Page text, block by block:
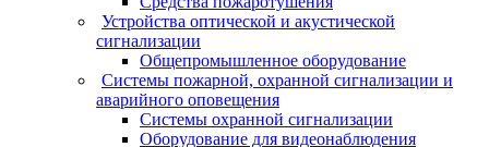
Устройства оптической и акустической
сигнализации
Общепромышленное оборудование
Системы пожарной, охранной сигнализации и
аварийного оповещения
Системы охранной сигнализации
Оборудование для видеонаблюдения